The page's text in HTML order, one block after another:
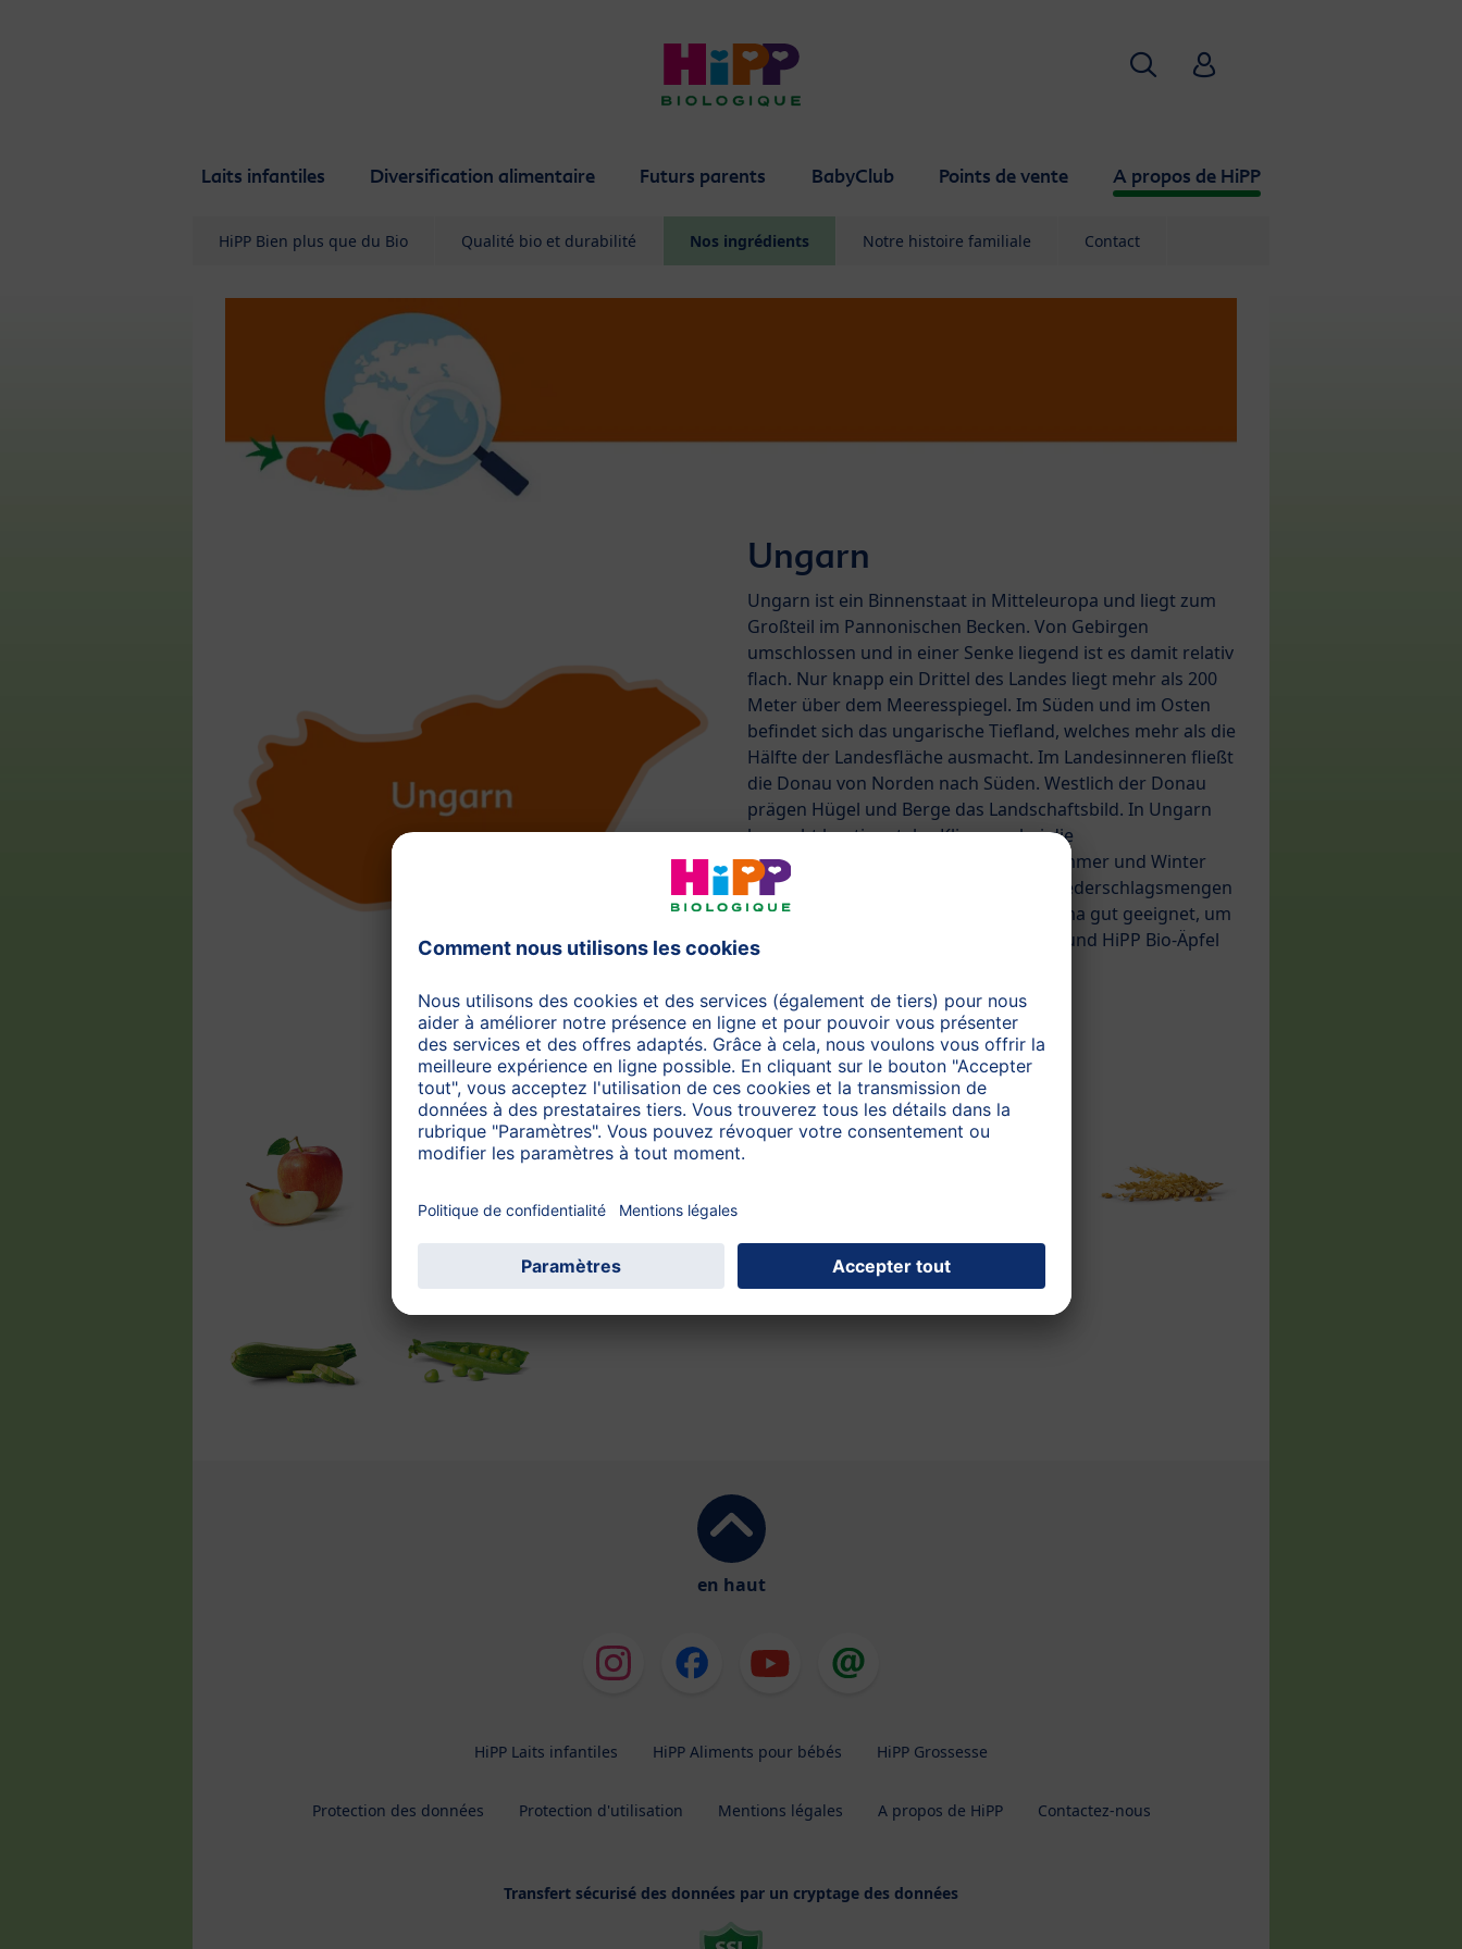
Laits infantiles Diversification alimentaire Futurs parents BabyClub Points de vente A propos de HiPP
RechercheHiPP Babyclub
HiPP Bien plus que du Bio Qualité bio et durabilité Nos ingrédients Notre histoire familiale Contact
Ungarn
Ungarn ist ein Binnenstaat in Mitteleuropa und liegt zum
Großteil im Pannonischen Becken. Von Gebirgen
umschlossen und in einer Senke liegend ist es damit relativ
flach. Nur knapp ein Drittel des Landes liegt mehr als 200
Meter über dem Meeresspiegel. Im Süden und im Osten
befindet sich das ungarische Tiefland, welches mehr als die
Hälfte der Landesfläche ausmacht. Im Landesinneren fließt
die Donau von Norden nach Süden. Westlich der Donau
prägen Hügel und Berge das Landschaftsbild. In Ungarn
herrscht kontinentales Klima, wobei die
Temperaturunterschiede zwischen Sommer und Winter
von Westen nach Osten steigen, die Niederschlagsmengen
hingegen abnehmen. Damit ist das Klima gut geeignet, um
HiPP Bio-Kürbisse, HiPP Bio-Kartoffeln und HiPP Bio-Äpfel
en haut
HiPP Laits infantiles HiPP Aliments pour bébés HiPP Grossesse
Protection des données Protection d'utilisation Mentions légales A propos de HiPP Contactez-nous
Transfert sécurisé des données par un cryptage des données